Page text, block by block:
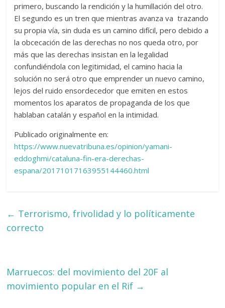
primero, buscando la rendición y la humillación del otro.
El segundo es un tren que mientras avanza va trazando
su propia vía, sin duda es un camino difícil, pero debido a
la obcecación de las derechas no nos queda otro, por
más que las derechas insistan en la legalidad
confundiéndola con legitimidad, el camino hacia la
solución no será otro que emprender un nuevo camino,
lejos del ruido ensordecedor que emiten en estos
momentos los aparatos de propaganda de los que
hablaban catalán y español en la intimidad.
Publicado originalmente en:
https://www.nuevatribuna.es/opinion/yamani-
eddoghmi/cataluna-fin-era-derechas-
espana/20171017163955144460.html
← Terrorismo, frivolidad y lo políticamente
correcto
Marruecos: del movimiento del 20F al
movimiento popular en el Rif →